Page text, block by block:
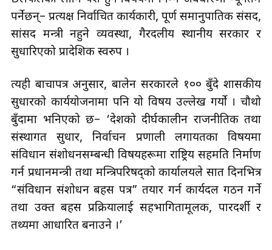
पर्नेछन्– प्रत्यक्ष निर्वाचित कार्यकारी, पूर्ण समानुपातिक संसद,
सांसद मन्त्री नहुने व्यवस्था, गैरदलीय स्थानीय सरकार र
सुधारिएको प्रादेशिक स्वरुप ।
त्यही बाचापत्र अनुसार, बालेन सरकारले १०० बुँदे शासकीय
सुधारको कार्ययोजनामा पनि यो विषय उल्लेख गर्यो । चौथो
बुँदामा भनिएको छ– ‘देशको दीर्घकालीन राजनीतिक तथा
संस्थागत सुधार, निर्वाचन प्रणाली लगायतका विषयमा
संविधान संशोधनसम्बन्धी विषयहरूमा राष्ट्रिय सहमति निर्माण
गर्न प्रधानमन्त्री तथा मन्त्रिपरिषद्को कार्यालयले सात दिनभित्र
“संविधान संशोधन बहस पत्र” तयार गर्न कार्यदल गठन गर्ने
तथा उक्त बहस प्रक्रियालाई सहभागितामूलक, पारदर्शी र
तथ्यमा आधारित बनाउने ।’